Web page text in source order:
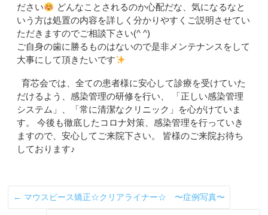
ださい
どんなことされるのか心配だな、気になるなと
いう方は処置の内容を詳しく分かりやすくご説明させてい
ただきますのでご相談下さい(^ ^)
ご自身の歯に勝るものはないので是非メンテナンスをして
大事にして頂きたいです
育芯会では、全ての患者様に安心して診療を受けていた
だけるよう、感染管理の研修を行い、 「正しい感染管理
システム」、「常に清潔なクリニック」を心がけていま
す。 今後も徹底したコロナ対策、感染管理を行っていき
ますので、安心してご来院下さい。 皆様のご来院お待ち
しております♪
← マウスピース矯正☆クリアライナー☆ 〜症例写真〜